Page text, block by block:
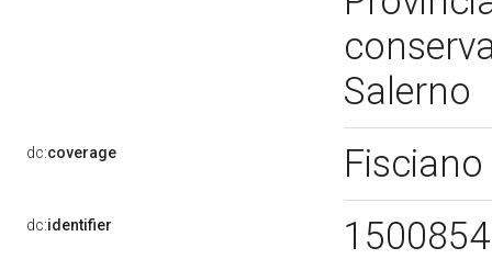
Salerno
dc:coverage
dc:identifier